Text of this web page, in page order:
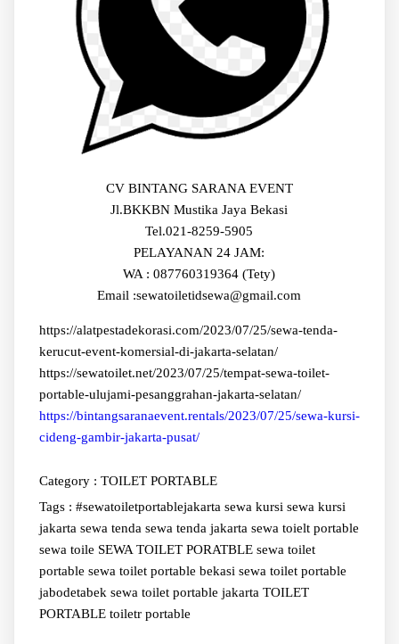
CV BINTANG SARANA EVENT
Jl.BKKBN Mustika Jaya Bekasi
Tel.021-8259-5905
PELAYANAN 24 JAM:
WA : 087760319364 (Tety)
Email :sewatoiletidsewa@gmail.com
https://alatpestadekorasi.com/2023/07/25/sewa-tenda-
kerucut-event-komersial-di-jakarta-selatan/
https://sewatoilet.net/2023/07/25/tempat-sewa-toilet-
portable-ulujami-pesanggrahan-jakarta-selatan/
https://bintangsaranaevent.rentals/2023/07/25/sewa-kursi-
cideng-gambir-jakarta-pusat/
Category : TOILET PORTABLE
Tags : #sewatoiletportablejakarta sewa kursi sewa kursi
jakarta sewa tenda sewa tenda jakarta sewa toielt portable
sewa toile SEWA TOILET PORATBLE sewa toilet
portable sewa toilet portable bekasi sewa toilet portable
jabodetabek sewa toilet portable jakarta TOILET
PORTABLE toiletr portable